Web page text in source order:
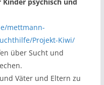
mettmann-
Projekt-Kiwi/
über Sucht und
Väter und Eltern zu